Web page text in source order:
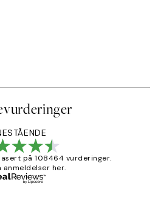
på 108464 vurderinger.
anmeldelser her.